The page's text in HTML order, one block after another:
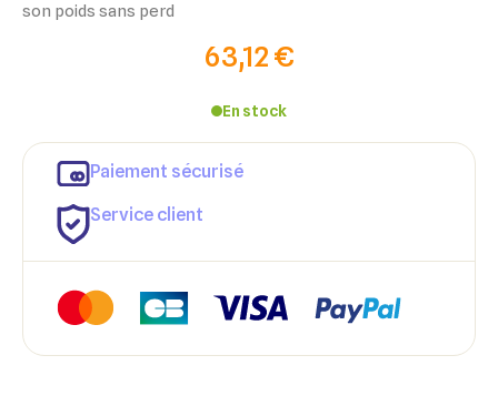
son poids sans perd
63,12 €
En stock
Paiement sécurisé
Service client